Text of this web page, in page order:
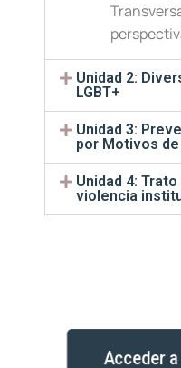
Unidad 2:
LGBT+
Unidad 3:
por Motivos
Unidad 4:
violencia
Acceder